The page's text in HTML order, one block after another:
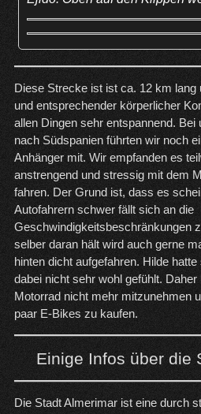
Diese Strecke ist ist ca. 12 km
und entsprechender körperlicher
allen Dingen sehr entspannend.
nach Südspanien führten wir noch
Anhänger mit. Wir empfanden es
anstrengend und stressig mit dem
fahren. Der Grund ist, dass es
Autofahrern schwer fällt sich an die
Geschwindigkeitsbeschränkungen
selber daran hält wird auch gerne
hinten dicht aufgefahren. Hilde
dabei nicht sehr wohl gefühlt.
Motorrad nicht mehr mitzunehmen
paar E-Bikes zu kaufen.
Einige Infos über die
Die Stadt Almerimar ist eine durch